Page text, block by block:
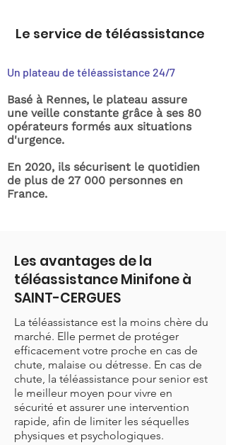
Le service de téléassistance
Un plateau de téléassistance 24/7
Basé à Rennes, le plateau assure
une veille constante grâce à ses 80
opérateurs formés aux situations
d'urgence.
En 2020, ils sécurisent le quotidien
de plus de 27 000 personnes en
France.
Les avantages de la
téléassistance Minifone à
SAINT-CERGUES
La téléassistance est la moins chère du
marché. Elle permet de protéger
efficacement votre proche en cas de
chute, malaise ou détresse. En cas de
chute, la téléassistance pour senior est
le meilleur moyen pour vivre en
sécurité et assurer une intervention
rapide, afin de limiter les séquelles
physiques et psychologiques.